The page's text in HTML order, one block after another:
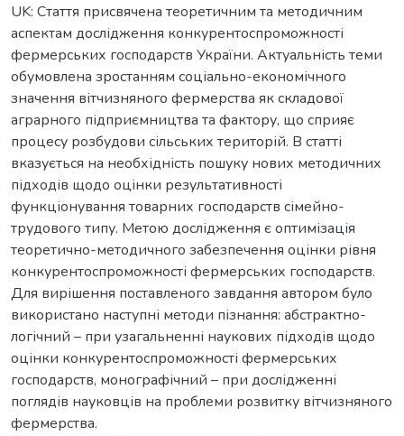
UK: Стаття присвячена теоретичним та методичним
аспектам дослідження конкурентоспроможності
фермерських господарств України. Актуальність теми
обумовлена зростанням соціально-економічного
значення вітчизняного фермерства як складової
аграрного підприємництва та фактору, що сприяє
процесу розбудови сільських територій. В статті
вказується на необхідність пошуку нових методичних
підходів щодо оцінки результативності
функціонування товарних господарств сімейно-
трудового типу. Метою дослідження є оптимізація
теоретично-методичного забезпечення оцінки рівня
конкурентоспроможності фермерських господарств.
Для вирішення поставленого завдання автором було
використано наступні методи пізнання: абстрактно-
логічний – при узагальненні наукових підходів щодо
оцінки конкурентоспроможності фермерських
господарств, монографічний – при дослідженні
поглядів науковців на проблеми розвитку вітчизняного
фермерства.